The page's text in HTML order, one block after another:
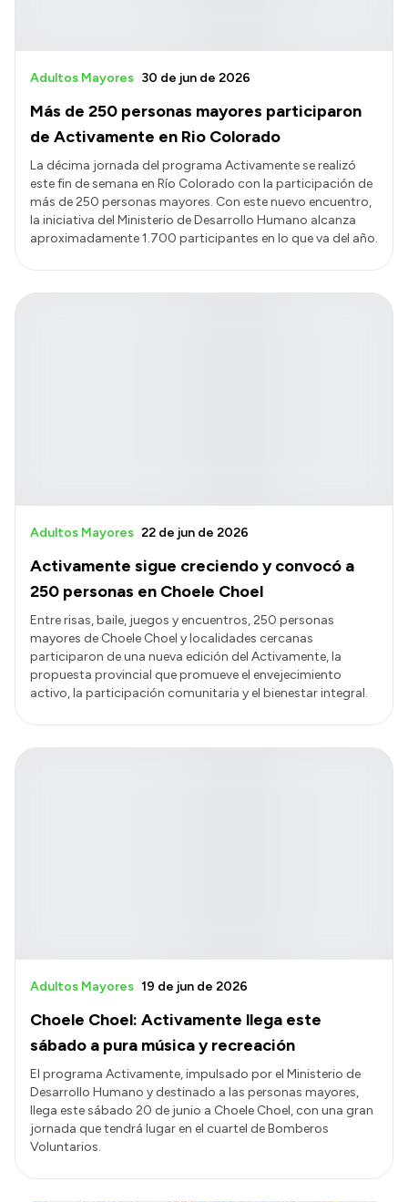
Más de 250 personas mayores participaron
de Activamente en Rio Colorado
Adultos Mayores 30 de jun de 2026
La décima jornada del programa Activamente se realizó
este fin de semana en Río Colorado con la participación de
más de 250 personas mayores. Con este nuevo encuentro,
la iniciativa del Ministerio de Desarrollo Humano alcanza
aproximadamente 1.700 participantes en lo que va del año.
Activamente sigue creciendo y convocó a
250 personas en Choele Choel
Adultos Mayores 22 de jun de 2026
Entre risas, baile, juegos y encuentros, 250 personas
mayores de Choele Choel y localidades cercanas
participaron de una nueva edición del Activamente, la
propuesta provincial que promueve el envejecimiento
activo, la participación comunitaria y el bienestar integral.
Choele Choel: Activamente llega este
sábado a pura música y recreación
Adultos Mayores 19 de jun de 2026
El programa Activamente, impulsado por el Ministerio de
Desarrollo Humano y destinado a las personas mayores,
llega este sábado 20 de junio a Choele Choel, con una gran
jornada que tendrá lugar en el cuartel de Bomberos
Voluntarios.